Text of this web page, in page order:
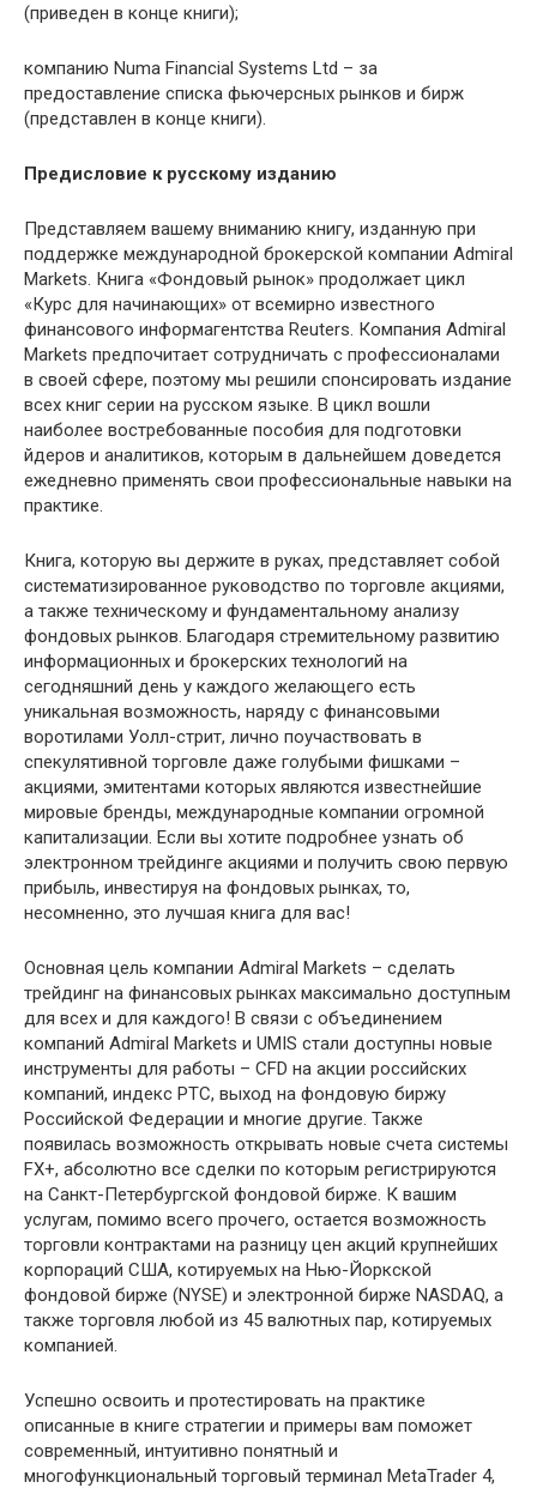
(приведен в конце книги);
компанию Numa Financial Systems Ltd – за
предоставление списка фьючерсных рынков и бирж
(представлен в конце книги).
Предисловие к русскому изданию
Представляем вашему вниманию книгу, изданную при
поддержке международной брокерской компании Admiral
Markets. Книга «Фондовый рынок» продолжает цикл
«Курс для начинающих» от всемирно известного
финансового информагентства Reuters. Компания Admiral
Markets предпочитает сотрудничать с профессионалами
в своей сфере, поэтому мы решили спонсировать издание
всех книг серии на русском языке. В цикл вошли
наиболее востребованные пособия для подготовки
йдеров и аналитиков, которым в дальнейшем доведется
ежедневно применять свои профессиональные навыки на
практике.
Книга, которую вы держите в руках, представляет собой
систематизированное руководство по торговле акциями,
а также техническому и фундаментальному анализу
фондовых рынков. Благодаря стремительному развитию
информационных и брокерских технологий на
сегодняшний день у каждого желающего есть
уникальная возможность, наряду с финансовыми
воротилами Уолл-стрит, лично поучаствовать в
спекулятивной торговле даже голубыми фишками –
акциями, эмитентами которых являются известнейшие
мировые бренды, международные компании огромной
капитализации. Если вы хотите подробнее узнать об
электронном трейдинге акциями и получить свою первую
прибыль, инвестируя на фондовых рынках, то,
несомненно, это лучшая книга для вас!
Основная цель компании Admiral Markets – сделать
трейдинг на финансовых рынках максимально доступным
для всех и для каждого! В связи с объединением
компаний Admiral Markets и UMIS стали доступны новые
инструменты для работы – CFD на акции российских
компаний, индекс РТС, выход на фондовую биржу
Российской Федерации и многие другие. Также
появилась возможность открывать новые счета системы
FX+, абсолютно все сделки по которым регистрируются
на Санкт-Петербургской фондовой бирже. К вашим
услугам, помимо всего прочего, остается возможность
торговли контрактами на разницу цен акций крупнейших
корпораций США, котируемых на Нью-Йоркской
фондовой бирже (NYSE) и электронной бирже NASDAQ, а
также торговля любой из 45 валютных пар, котируемых
компанией.
Успешно освоить и протестировать на практике
описанные в книге стратегии и примеры вам поможет
современный, интуитивно понятный и
многофункциональный торговый терминал MetaTrader 4,